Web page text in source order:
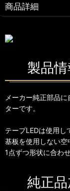
商品詳細
製品情
メーカー純正部品
ターです。
テープLEDは使用し
基板を使用しない空
1点ずつ形状に合わ
純正